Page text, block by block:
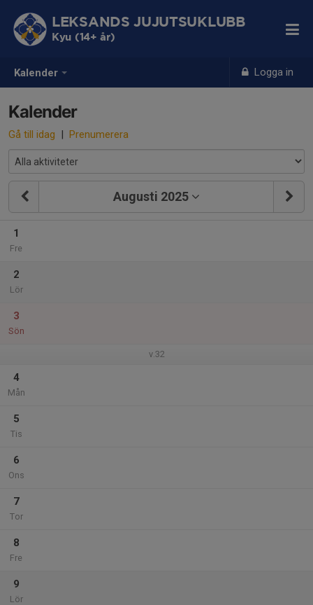
Kalender Logga in
LEKSANDS JUJUTSUKLUBB
Kyu (14+ år)
Kalender
Gå till idag | Prenumerera
Augusti 2025
1
Fre
2
Lör
3
Sön
v.32
4
Mån
5
Tis
6
Ons
7
Tor
8
Fre
9
Lör